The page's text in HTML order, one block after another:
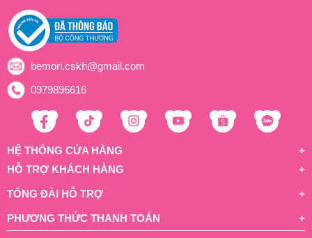
bemori.cskh@gmail.com
0979896616
HỆ THỐNG CỬA HÀNG
HỖ TRỢ KHÁCH HÀNG
TỔNG ĐÀI HỖ TRỢ
PHƯƠNG THỨC THANH TOÁN